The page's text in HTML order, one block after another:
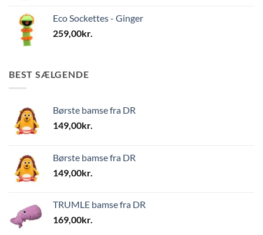
Eco Sockettes - Ginger
259,00kr.
BEST SÆLGENDE
Børste bamse fra DR
149,00kr.
Børste bamse fra DR
149,00kr.
TRUMLE bamse fra DR
169,00kr.